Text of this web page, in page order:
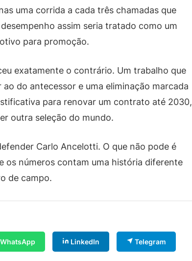
uma corrida a cada três chamadas que
assim seria tratado como um
para promoção.
exatamente o contrário. Um trabalho que
do antecessor e uma eliminação marcada
para renovar um contrato até 2030,
outra seleção do mundo.
Carlo Ancelotti. O que não pode é
os números contam uma história diferente
de campo.
WhatsApp LinkedIn Telegram